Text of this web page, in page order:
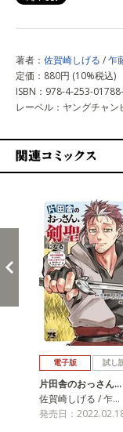
著者： 佐賀崎しげる /乍
定価：880円 (10%税込)
ISBN：978-4-253-
レーベル：ヤングチャン
電子版 試し
片田舎のおっさん…
佐賀崎しげる / 乍…
発売日：